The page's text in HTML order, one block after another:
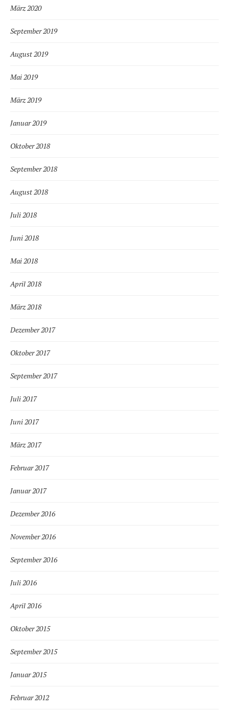
März 2020
September 2019
August 2019
Mai 2019
März 2019
Januar 2019
Oktober 2018
September 2018
August 2018
Juli 2018
Juni 2018
Mai 2018
April 2018
März 2018
Dezember 2017
Oktober 2017
September 2017
Juli 2017
Juni 2017
März 2017
Februar 2017
Januar 2017
Dezember 2016
November 2016
September 2016
Juli 2016
April 2016
Oktober 2015
September 2015
Januar 2015
Februar 2012